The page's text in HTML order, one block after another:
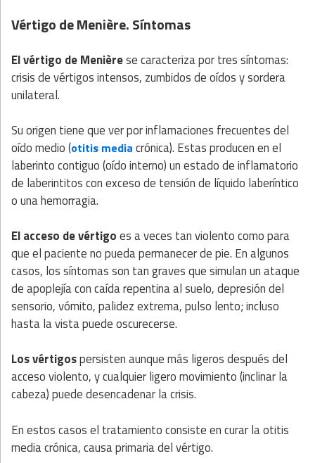
Vértigo de Menière. Síntomas
El vértigo de Menièrese caracteriza por tres síntomas:
crisis de vértigos intensos, zumbidos de oídos y sordera
unilateral.
Su origen tiene que ver por inflamaciones frecuentes del
oído medio (otitis media crónica). Estas producen en el
laberinto contiguo (oído interno) un estado de inflamatorio
de laberintitos con exceso de tensión de líquido laberíntico
o una hemorragia.
El acceso de vértigoes a veces tan violento como para
que el paciente no pueda permanecer de pie. En algunos
casos, los síntomas son tan graves que simulan un ataque
de apoplejía con caída repentina al suelo, depresión del
sensorio, vómito, palidez extrema, pulso lento; incluso
hasta la vista puede oscurecerse.
Los vértigospersisten aunque más ligeros después del
acceso violento, y cualquier ligero movimiento (inclinar la
cabeza) puede desencadenar la crisis.
En estos casos el tratamiento consiste en curar la otitis
media crónica, causa primaria del vértigo.